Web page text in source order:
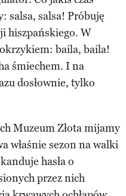
salsa, salsa! Próbuję
hiszpańskiego. W
baila, baila!
śmiechem. I na
dosłownie, tylko
Muzeum Złota mijamy
właśnie sezon na walki
hasła o
przez nich